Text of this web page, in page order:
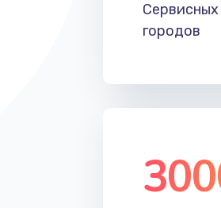
Сервисных
городов